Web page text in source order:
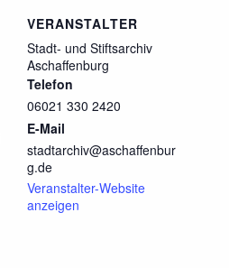
VERANSTALTER
Stadt- und Stiftsarchiv
Aschaffenburg
Telefon
06021 330 2420
E-Mail
stadtarchiv@aschaffenbur
g.de
Veranstalter-Website
anzeigen